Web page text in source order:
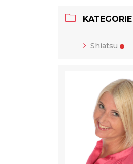
KATEGORIE
Shiatsu